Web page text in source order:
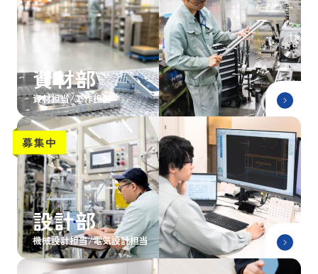
資材部
資材担当/工作担当
設計部
機械設計担当/電気設計担当